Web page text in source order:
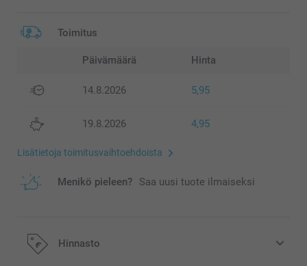
Toimitus
Päivämäärä Hinta
14.8.2026 5,95
19.8.2026 4,95
Lisätietoja toimitusvaihtoehdoista
Menikö pieleen? Saa uusi tuote ilmaiseksi
Hinnasto